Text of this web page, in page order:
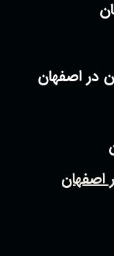
در اصفهان